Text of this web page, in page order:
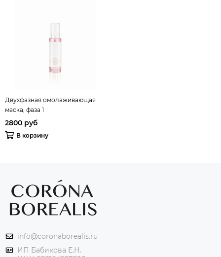
Двухфазная омолаживающая
маска, фаза 1
2800 руб
В корзину
info@coronaborealis.ru
ИП Бабикова Е.Н.